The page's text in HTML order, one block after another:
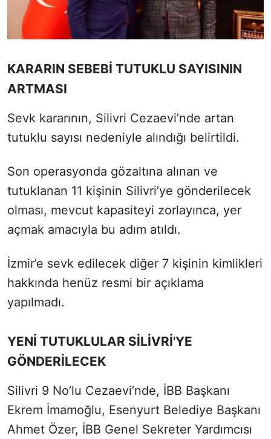
KARARIN SEBEBİ TUTUKLU SAYISININ
ARTMASI
Sevk kararının, Silivri Cezaevi’nde artan
tutuklu sayısı nedeniyle alındığı belirtildi.
Son operasyonda gözaltına alınan ve
tutuklanan 11 kişinin Silivri’ye gönderilecek
olması, mevcut kapasiteyi zorlayınca, yer
açmak amacıyla bu adım atıldı.
İzmir’e sevk edilecek diğer 7 kişinin kimlikleri
hakkında henüz resmi bir açıklama
yapılmadı.
YENİ TUTUKLULAR SİLİVRİ'YE
GÖNDERİLECEK
Silivri 9 No’lu Cezaevi’nde, İBB Başkanı
Ekrem İmamoğlu, Esenyurt Belediye Başkanı
Ahmet Özer, İBB Genel Sekreter Yardımcısı